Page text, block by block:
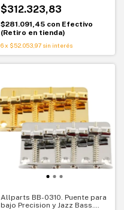
total
$312.323,83
$281.091,45 con Efectivo
(Retiro en tienda)
6 x $52.053,97 sin interés
Allparts BB-0310. Puente para
bajo Precision y Jazz Bass.